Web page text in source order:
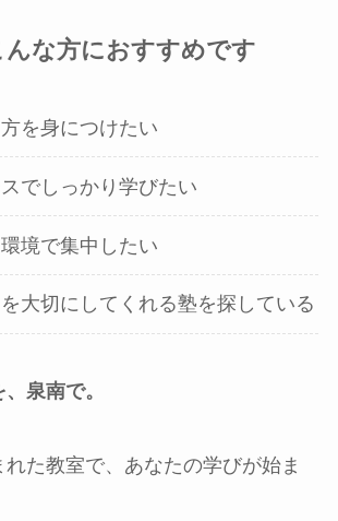
な方におすすめです
を身につけたい
でしっかり学びたい
境で集中したい
大切にしてくれる塾を探している
泉南で。
た教室で、あなたの学びが始ま